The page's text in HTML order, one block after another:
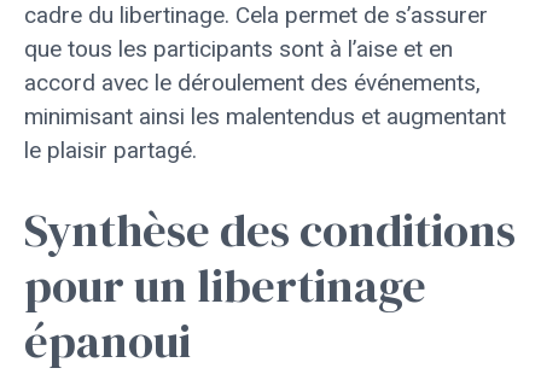
cadre du libertinage. Cela permet de s’assurer
que tous les participants sont à l’aise et en
accord avec le déroulement des événements,
minimisant ainsi les malentendus et augmentant
le plaisir partagé.
Synthèse des conditions
pour un libertinage
épanoui